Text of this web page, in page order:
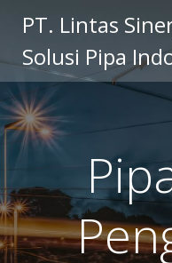
PT. Lintas
Solusi Pipa